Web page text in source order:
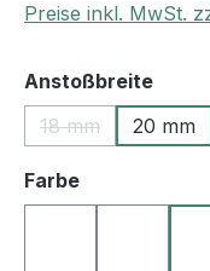
Preise inkl. MwSt.
Anstoßbreite
18 mm
(Diese Option ist
20 mm
Farbeauswählen